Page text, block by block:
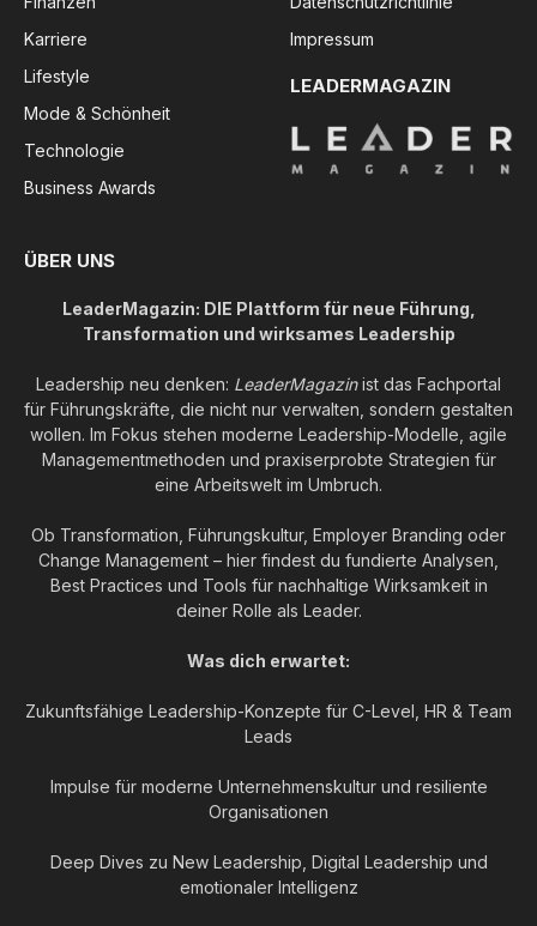
Karriere
Lifestyle
Mode & Schönheit
Technologie
Business Awards
Impressum
LEADERMAGAZIN
ÜBER UNS
LeaderMagazin: DIE Plattform für neue Führung,
Transformation und wirksames Leadership
Leadership neu denken: LeaderMagazinist das Fachportal
für Führungskräfte, die nicht nur verwalten, sondern gestalten
wollen. Im Fokus stehen moderne Leadership-Modelle, agile
Managementmethoden und praxiserprobte Strategien für
eine Arbeitswelt im Umbruch.
Ob Transformation, Führungskultur, Employer Branding oder
Change Management – hier findest du fundierte Analysen,
Best Practices und Tools für nachhaltige Wirksamkeit in
deiner Rolle als Leader.
Was dich erwartet:
Zukunftsfähige Leadership-Konzepte für C-Level, HR & Team
Leads
Impulse für moderne Unternehmenskultur und resiliente
Organisationen
Deep Dives zu New Leadership, Digital Leadership und
emotionaler Intelligenz